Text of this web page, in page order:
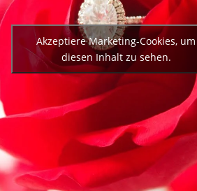
Akzeptiere Marketing-Cookies, um
diesen Inhalt zu sehen.